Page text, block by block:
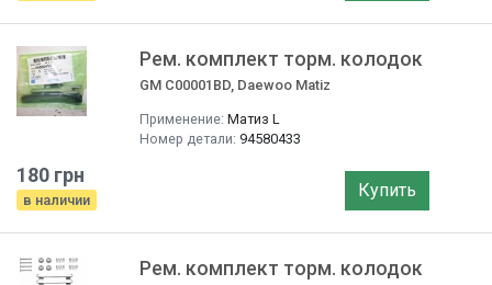
Рем. комплект торм. колодок
GM C00001BD, Daewoo Matiz
Применение: Матиз L
Номер детали: 94580433
180 грн
в наличии Купить
Рем. комплект торм. колодок